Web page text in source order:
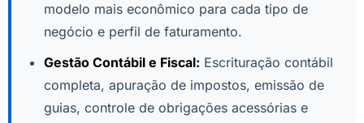
modelo mais econômico para cada tipo de
negócio e perfil de faturamento.
Gestão Contábil e Fiscal: Escrituração contábil
completa, apuração de impostos, emissão de
guias, controle de obrigações acessórias e